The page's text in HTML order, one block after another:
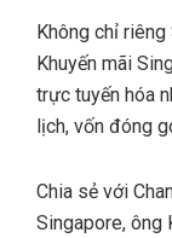
Không chỉ
Khuyến mãi
trực tuyến hóa
lịch, vốn đóng
Chia sẻ với
Singapore, ông